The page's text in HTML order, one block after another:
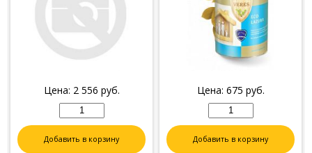
Цена: 2 556 руб.
Добавить в корзину
Цена: 675 руб.
Добавить в корзину